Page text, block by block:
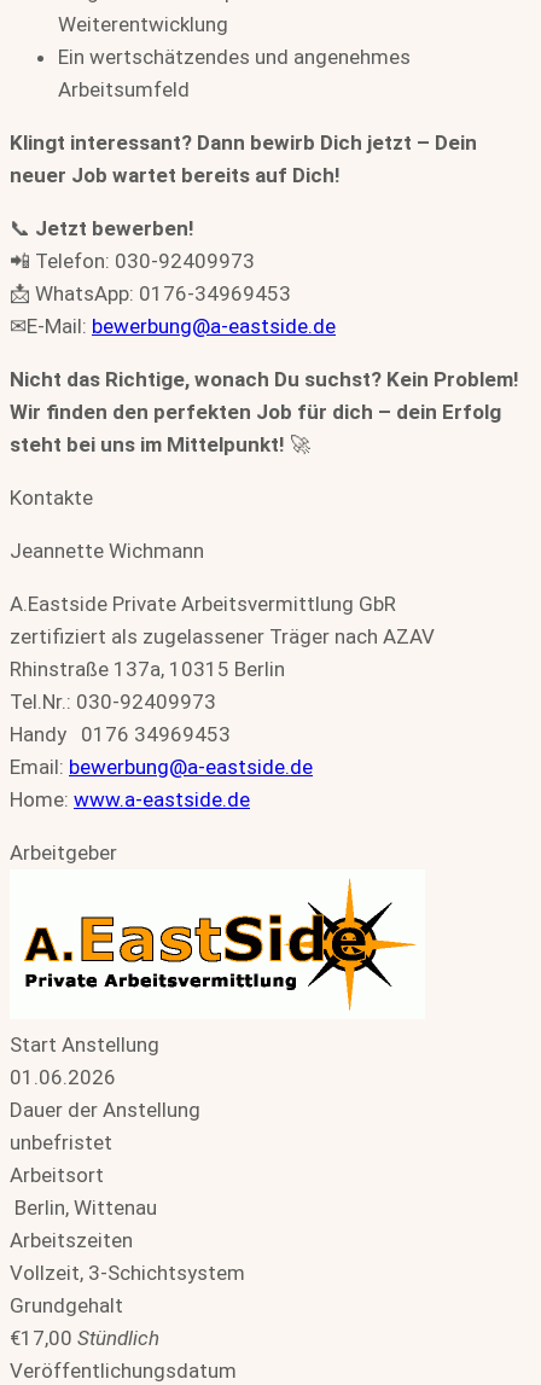
Weiterentwicklung
Ein wertschätzendes und angenehmes
Arbeitsumfeld
Klingt interessant? Dann bewirb Dich jetzt – Dein
neuer Job wartet bereits auf Dich!
📞 Jetzt bewerben!
📲 Telefon: 030-92409973
📩 WhatsApp: 0176-34969453
✉E-Mail: bewerbung@a-eastside.de
Nicht das Richtige, wonach Du suchst? Kein Problem!
Wir finden den perfekten Job für dich – dein Erfolg
steht bei uns im Mittelpunkt! 🚀
Kontakte
Jeannette Wichmann
A.Eastside Private Arbeitsvermittlung GbR
zertifiziert als zugelassener Träger nach AZAV
Rhinstraße 137a, 10315 Berlin
Tel.Nr.: 030-92409973
Handy 0176 34969453
Email: bewerbung@a-eastside.de
Home: www.a-eastside.de
Arbeitgeber
Start Anstellung
01.06.2026
Dauer der Anstellung
unbefristet
Arbeitsort
Berlin, Wittenau
Arbeitszeiten
Vollzeit, 3-Schichtsystem
Grundgehalt
€17,00 Stündlich
Veröffentlichungsdatum